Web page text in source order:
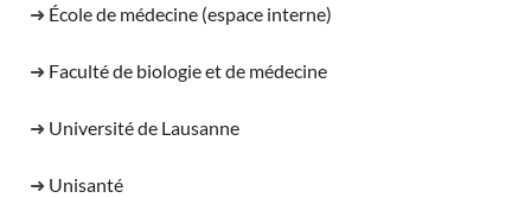
➜ École de médecine (espace interne)
➜ Faculté de biologie et de médecine
➜ Université de Lausanne
➜ Unisanté